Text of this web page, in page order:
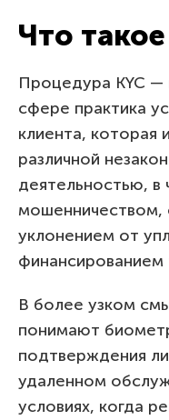
Что такое
Процедура KYC —
сфере практика
клиента, которая
различной
деятельностью, в
мошенничеством,
уклонением от
финансированием
В более узком
понимают
подтверждения
удаленном
условиях, когда